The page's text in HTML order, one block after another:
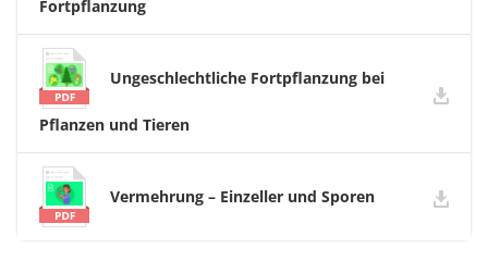
Fortpflanzung
Ungeschlechtliche Fortpflanzung bei
Pflanzen und Tieren
Vermehrung – Einzeller und Sporen